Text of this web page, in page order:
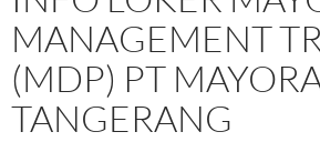
MANAGEMENT
(MDP) PT
TANGERANG